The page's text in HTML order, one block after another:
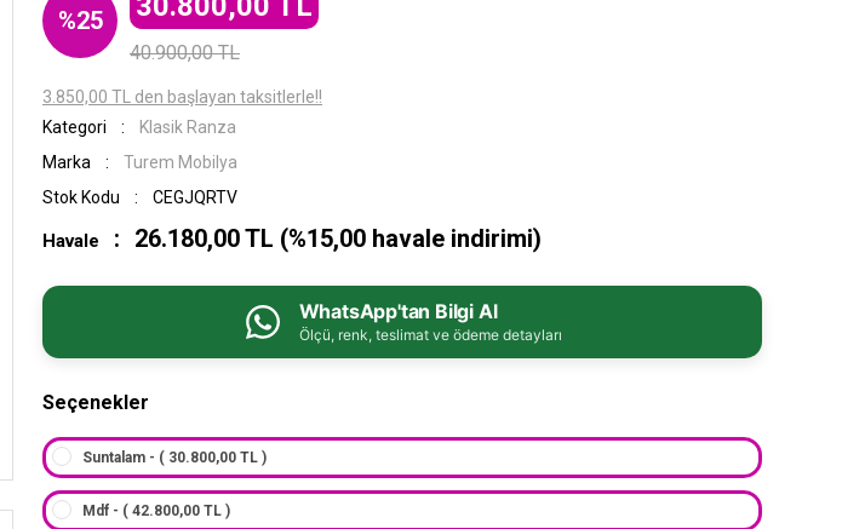
%25
40.900,00 TL
3.850,00 TL den başlayan taksitlerle!!
Kategori
Klasik Ranza
Marka
Turem Mobilya
Stok Kodu
CEGJQRTV
Havale 26.180,00 TL (%15,00 havale indirimi)
WhatsApp'tan Bilgi Al
Ölçü, renk, teslimat ve ödeme detayları
Seçenekler
Suntalam - ( 30.800,00 TL )
Mdf - ( 42.800,00 TL )